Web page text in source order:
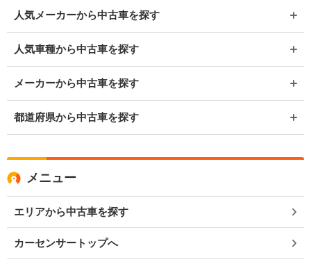
人気メーカーから中古車を探す
人気車種から中古車を探す
メーカーから中古車を探す
都道府県から中古車を探す
メニュー
エリアから中古車を探す
カーセンサートップへ